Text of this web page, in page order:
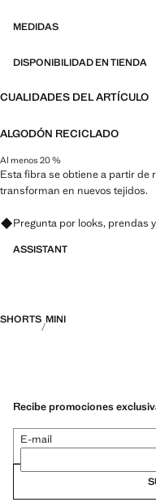
MEDIDAS
DISPONIBILIDAD EN TIENDA
CUALIDADES DEL ARTÍCULO
ALGODÓN RECICLADO
Al menos 20 %
Esta fibra se obtiene a partir de
transforman en nuevos tejidos.
Pregunta por looks, prendas
ASSISTANT
SHORTS MINI
Recibe promociones
E-mail